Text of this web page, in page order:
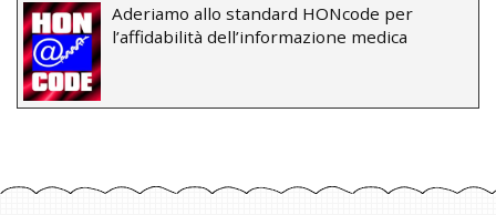
Aderiamo allo standard HONcode per
l’affidabilità dell’informazione medica